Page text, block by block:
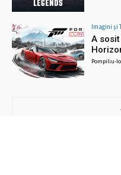
Imagini şi
A
Pompiliu-